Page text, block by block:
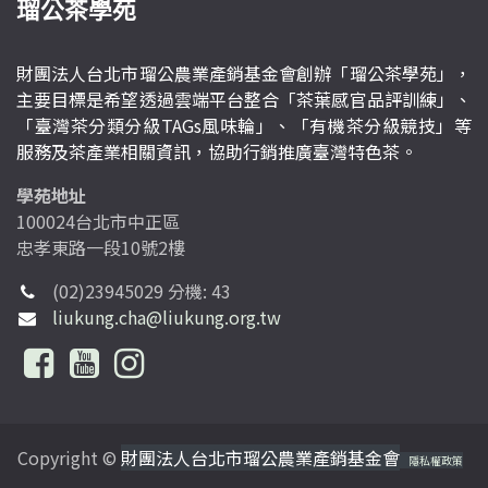
瑠公茶學苑
財團法人台北市瑠公農業產銷基金會創辦「瑠公茶學苑」，
主要目標是希望透過雲端平台整合「茶葉感官品評訓練」、
「臺灣茶分類分級TAGs風味輪」、「有機茶分級競技」等
服務及茶產業相關資訊，協助行銷推廣臺灣特色茶。
學苑地址
100024台北市中正區
忠孝東路一段10號2樓
(02)23945029 分機: 43
liukung.cha@liukung.org.tw
Copyright © 財團法人台北市瑠公農業產銷基金會 隱私權政策